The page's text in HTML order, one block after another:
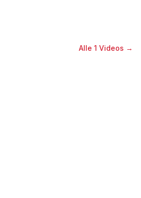
Alle 1 Videos →